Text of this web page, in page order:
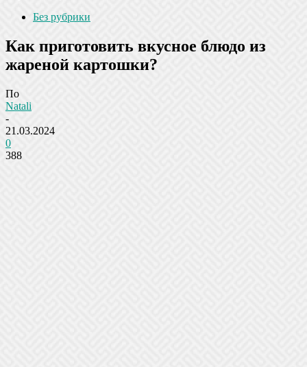
Без рубрики
Как приготовить вкусное блюдо из
жареной картошки?
По
Natali
-
21.03.2024
0
388